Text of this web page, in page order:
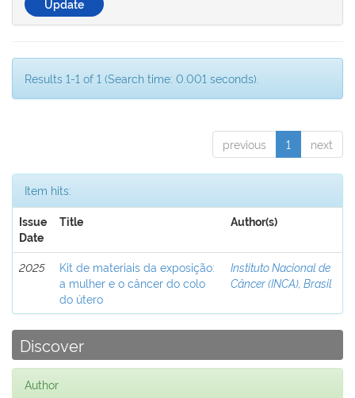
Results 1-1 of 1 (Search time: 0.001 seconds).
previous 1 next
Item hits:
Issue
Date
Title Author(s)
2025
Kit de materiais da exposição:
a mulher e o câncer do colo
do útero
Instituto Nacional de
Câncer (INCA), Brasil
Discover
Author